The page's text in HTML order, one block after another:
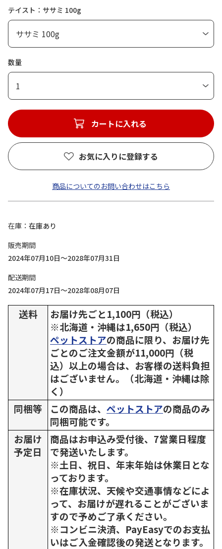
テイスト：ササミ 100g
数量
1
カートに入れる
お気に入りに登録する
商品についてのお問い合わせはこちら
在庫
在庫あり
販売期間
2024年07月10日～2028年07月31日
配送期間
2024年07月17日～2028年08月07日
送料
お届け先ごと1,100円（税込）
※北海道・沖縄は1,650円（税込）
ペットストアの商品に限り、お届け先
ごとのご注文金額が11,000円（税
込）以上の場合は、お客様の送料負担
はございません。（北海道・沖縄は除
く）
同梱等
この商品は、 ペットストアの商品のみ
同梱可能です。
お届け
予定日
商品はお申込み受付後、7営業日程度
で発送いたします。
※土日、祝日、年末年始は休業日とな
っております。
※在庫状況、天候や交通事情などによ
って、お届けが遅れることがございま
すので予めご了承ください。
※コンビニ決済、PayEasyでのお支払
いはご入金確認後の発送となります。